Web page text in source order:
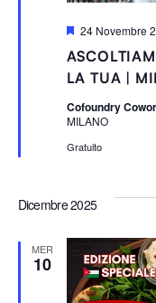
LA TUA |
S
g
n
a
l
a
t
i
24 Novembre
Cofoundry
MILANO
Gratuito
Dicembre 2025
MER
10